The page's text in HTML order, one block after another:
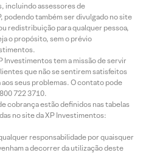
incluindo assessores de
podendo também ser divulgado no site
redistribuição para qualquer pessoa,
o propósito, sem o prévio
Investimentos tem a missão de servir
que não se sentirem satisfeitos
seus problemas. O contato pode
722 3710.
cobrança estão definidos nas tabelas
no site da XP Investimentos:
responsabilidade por quaisquer
a decorrer da utilização deste